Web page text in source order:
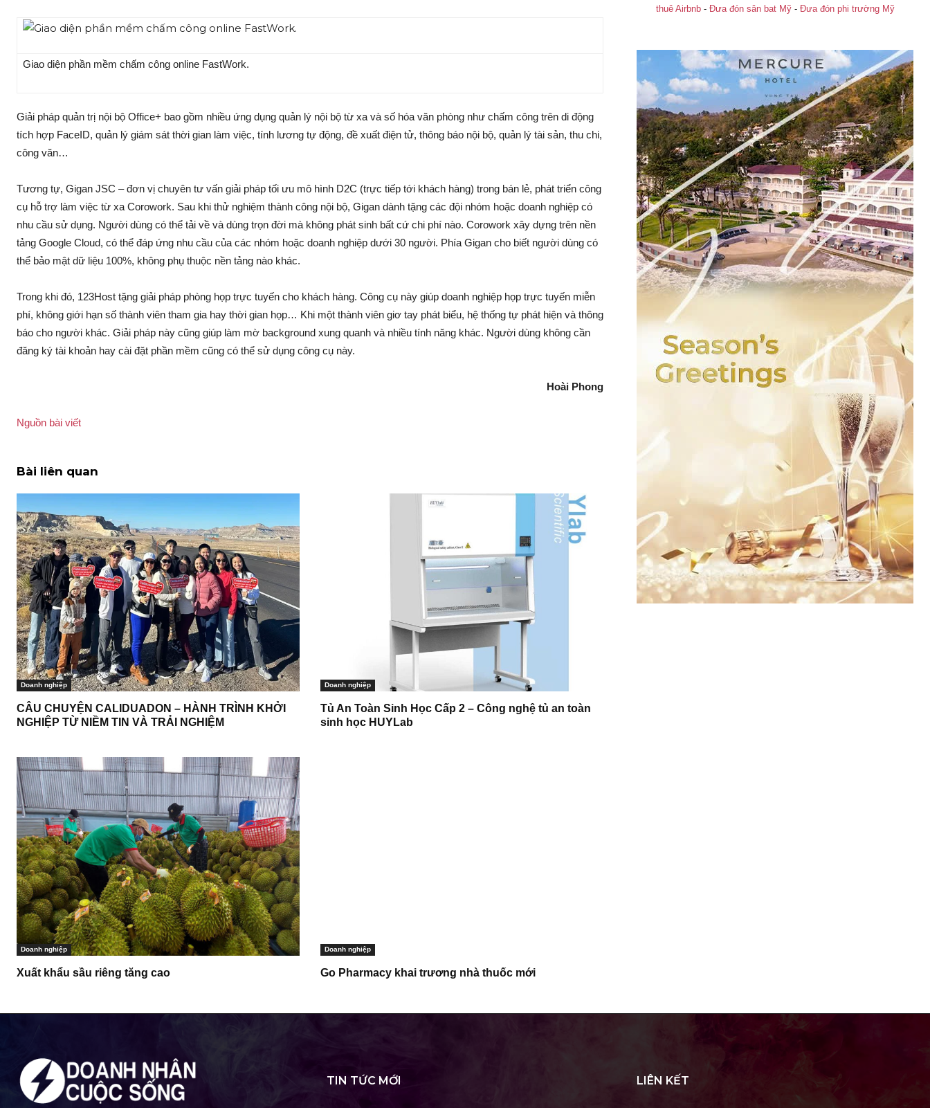
Giao diện phần mềm chấm công online FastWork.
Giải pháp quản trị nội bộ Office+ bao gồm nhiều ứng dụng quản lý nội bộ từ xa và số hóa văn phòng như chấm công trên di động
tích hợp FaceID, quản lý giám sát thời gian làm việc, tính lương tự động, đề xuất điện tử, thông báo nội bộ, quản lý tài sản, thu chi,
công văn…
Tương tự, Gigan JSC – đơn vị chuyên tư vấn giải pháp tối ưu mô hình D2C (trực tiếp tới khách hàng) trong bán lẻ, phát triển công
cụ hỗ trợ làm việc từ xa Corowork. Sau khi thử nghiệm thành công nội bộ, Gigan dành tặng các đội nhóm hoặc doanh nghiệp có
nhu cầu sử dụng. Người dùng có thể tải về và dùng trọn đời mà không phát sinh bất cứ chi phí nào. Corowork xây dựng trên nền
tảng Google Cloud, có thể đáp ứng nhu cầu của các nhóm hoặc doanh nghiệp dưới 30 người. Phía Gigan cho biết người dùng có
thể bảo mật dữ liệu 100%, không phụ thuộc nền tảng nào khác.
Trong khi đó, 123Host tặng giải pháp phòng họp trực tuyến cho khách hàng. Công cụ này giúp doanh nghiệp họp trực tuyến miễn
phí, không giới hạn số thành viên tham gia hay thời gian họp… Khi một thành viên giơ tay phát biểu, hệ thống tự phát hiện và thông
báo cho người khác. Giải pháp này cũng giúp làm mờ background xung quanh và nhiều tính năng khác. Người dùng không cần
đăng ký tài khoản hay cài đặt phần mềm cũng có thể sử dụng công cụ này.
Hoài Phong
Nguồn bài viết
Bài liên quan
Doanh nghiệp
CÂU CHUYỆN CALIDUADON – HÀNH TRÌNH KHỞI
NGHIỆP TỪ NIỀM TIN VÀ TRẢI NGHIỆM
Doanh nghiệp
Tủ An Toàn Sinh Học Cấp 2 – Công nghệ tủ an toàn
sinh học HUYLab
Doanh nghiệp
Xuất khẩu sầu riêng tăng cao
Doanh nghiệp
Go Pharmacy khai trương nhà thuốc mới
thuê Airbnb- Đưa đón sân bat Mỹ- Đưa đón phi trường Mỹ
TIN TỨC MỚI LIÊN KẾT